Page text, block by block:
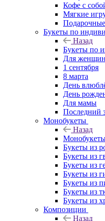
Кофе с
Мягкие
Букеты по
Назад
Букеты по
Для женщин
1 сентября
8 марта
День
День
Для мамы
Последний
Монобукеты
Назад
Букеты из
Букеты из
Букеты из
Букеты из
Букеты из
Букеты из
Букеты из
Композиции
Назад